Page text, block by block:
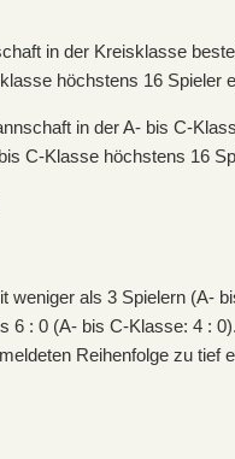
in der Kreisklasse
höchstens 16 Spieler
in der A- bis C-
C-Klasse höchstens 16
als 3 Spielern (A-
6 : 0 (A- bis C-Klasse: 4 :
Reihenfolge zu